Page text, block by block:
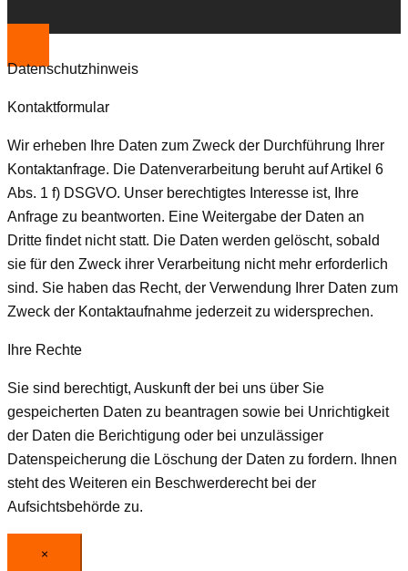
Datenschutzhinweis
Kontaktformular
Wir erheben Ihre Daten zum Zweck der Durchführung Ihrer
Kontaktanfrage. Die Datenverarbeitung beruht auf Artikel 6
Abs. 1 f) DSGVO. Unser berechtigtes Interesse ist, Ihre
Anfrage zu beantworten. Eine Weitergabe der Daten an
Dritte findet nicht statt. Die Daten werden gelöscht, sobald
sie für den Zweck ihrer Verarbeitung nicht mehr erforderlich
sind. Sie haben das Recht, der Verwendung Ihrer Daten zum
Zweck der Kontaktaufnahme jederzeit zu widersprechen.
Ihre Rechte
Sie sind berechtigt, Auskunft der bei uns über Sie
gespeicherten Daten zu beantragen sowie bei Unrichtigkeit
der Daten die Berichtigung oder bei unzulässiger
Datenspeicherung die Löschung der Daten zu fordern. Ihnen
steht des Weiteren ein Beschwerderecht bei der
Aufsichtsbehörde zu.
×